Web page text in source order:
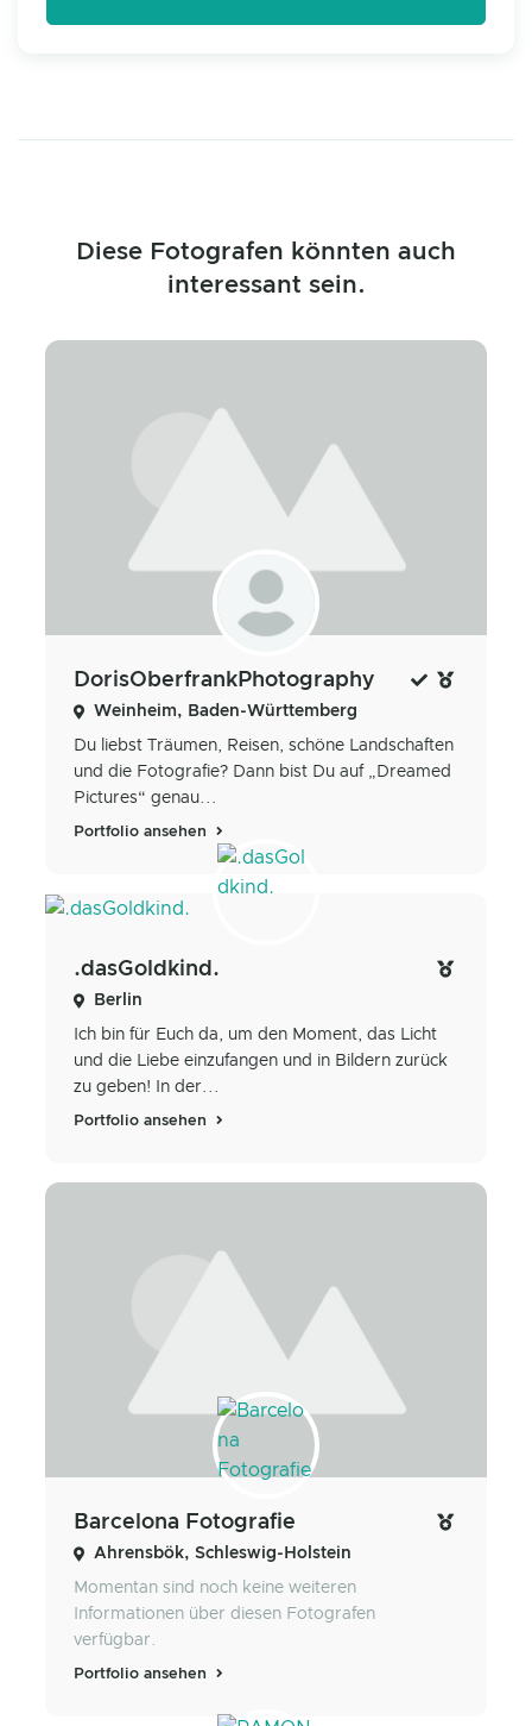
Diese Fotografen könnten auch
interessant sein.
DorisOberfrankPhotography
Weinheim, Baden-Württemberg
Du liebst Träumen, Reisen, schöne Landschaften
und die Fotografie? Dann bist Du auf „Dreamed
Pictures“ genau...
Portfolio ansehen
.dasGoldkind.
Berlin
Ich bin für Euch da, um den Moment, das Licht
und die Liebe einzufangen und in Bildern zurück
zu geben! In der...
Portfolio ansehen
Barcelona Fotografie
Ahrensbök, Schleswig-Holstein
Momentan sind noch keine weiteren
Informationen über diesen Fotografen
verfügbar.
Portfolio ansehen